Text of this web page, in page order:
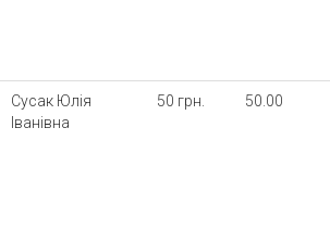
Сусак Юлія
Іванівна
50 грн. 50.00